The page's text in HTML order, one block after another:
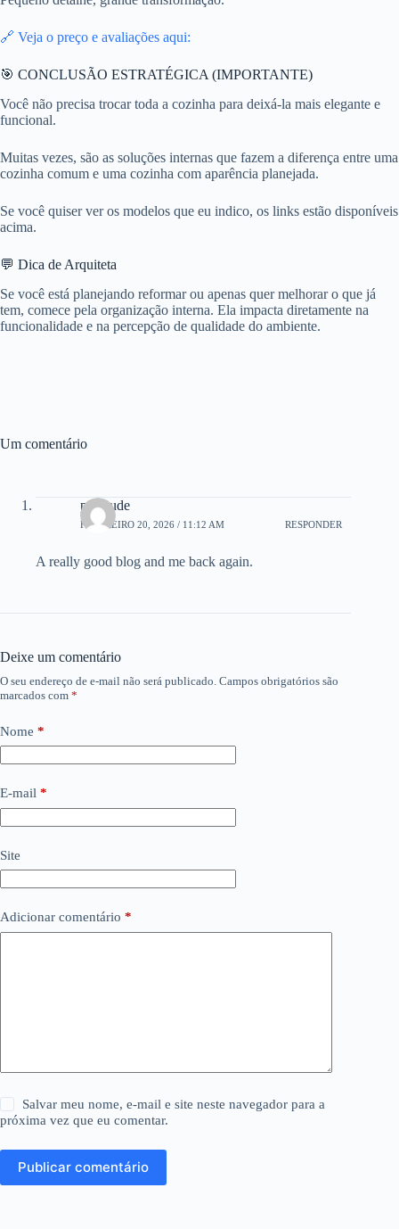
🔗 Veja o preço e avaliações aqui:
🎯 CONCLUSÃO ESTRATÉGICA (IMPORTANTE)
Você não precisa trocar toda a cozinha para deixá-la mais elegante e
funcional.
Muitas vezes, são as soluções internas que fazem a diferença entre uma
cozinha comum e uma cozinha com aparência planejada.
Se você quiser ver os modelos que eu indico, os links estão disponíveis
acima.
💬 Dica de Arquiteta
Se você está planejando reformar ou apenas quer melhorar o que já
tem, comece pela organização interna. Ela impacta diretamente na
funcionalidade e na percepção de qualidade do ambiente.
Um comentário
porntude
FEVEREIRO 20, 2026 / 11:12 AM RESPONDER
A really good blog and me back again.
Deixe um comentário
O seu endereço de e-mail não será publicado. Campos obrigatórios são
marcados com *
Nome *
E-mail *
Site
Adicionar comentário *
Salvar meu nome, e-mail e site neste navegador para a
próxima vez que eu comentar.
Publicar comentário